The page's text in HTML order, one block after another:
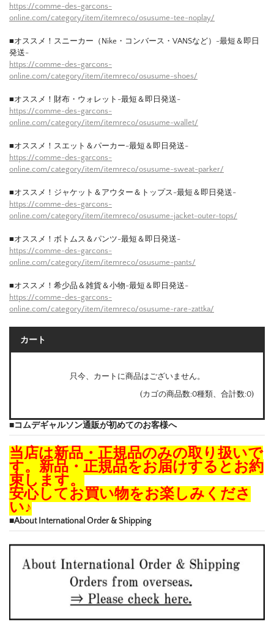
https://comme-des-garcons-
online.com/category/item/itemreco/osusume-tee-noplay/
■オススメ！スニーカー（Nike・コンバース・VANSなど）-最短＆即日
発送-
https://comme-des-garcons-
online.com/category/item/itemreco/osusume-shoes/
■オススメ！財布・ウォレット-最短＆即日発送-
https://comme-des-garcons-
online.com/category/item/itemreco/osusume-wallet/
■オススメ！スエット＆パーカー-最短＆即日発送-
https://comme-des-garcons-
online.com/category/item/itemreco/osusume-sweat-parker/
■オススメ！ジャケット＆アウター＆トップス-最短＆即日発送-
https://comme-des-garcons-
online.com/category/item/itemreco/osusume-jacket-outer-tops/
■オススメ！ボトムス＆パンツ-最短＆即日発送-
https://comme-des-garcons-
online.com/category/item/itemreco/osusume-pants/
■オススメ！希少品＆雑貨＆小物-最短＆即日発送-
https://comme-des-garcons-
online.com/category/item/itemreco/osusume-rare-zattka/
カート
只今、カートに商品はございません。
(カゴの商品数:0種類、合計数:0)
■コムデギャルソン通販が初めてのお客様へ
当店は新品・正規品のみの取り扱いで
す。新品・正規品をお届けするとお約
束します。
安心してお買い物をお楽しみくださ
い♪
■About International Order & Shipping